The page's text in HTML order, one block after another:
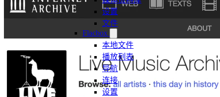
设置
文件
Flacbox
本地文件
播放列表
导航
连接
设置